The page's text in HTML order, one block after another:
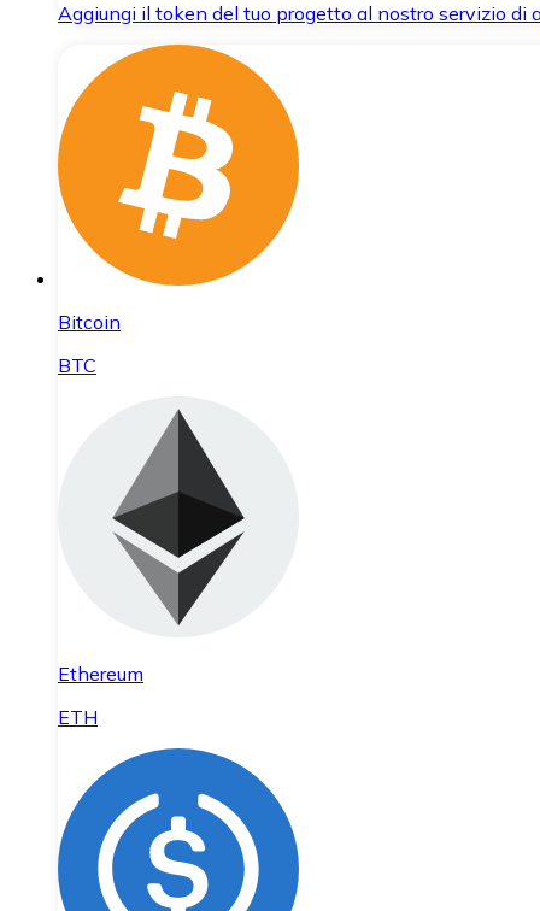
Aggiungi il token del tuo progetto al nostro servizio di
Bitcoin
BTC
Ethereum
ETH